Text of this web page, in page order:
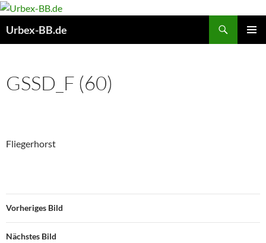
Urbex-BB.de
GSSD_F (60)
Fliegerhorst
Vorheriges Bild
Nächstes Bild